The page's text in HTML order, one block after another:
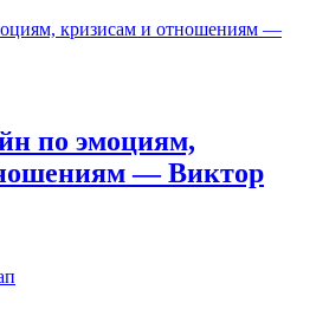
кризисам и отношениям —
по эмоциям,
— Виктор